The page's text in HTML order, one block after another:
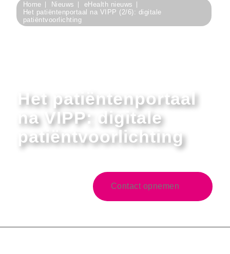
Home Nieuws
eHealth nieuws
Het patiëntenportaal na VIPP (2/6): digitale
patiëntvoorlichting
Het patiëntenportaal
na VIPP: digitale
patiëntvoorlichting
Contact opnemen